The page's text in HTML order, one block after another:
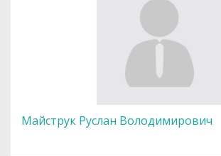
Майструк Руслан Володимирович